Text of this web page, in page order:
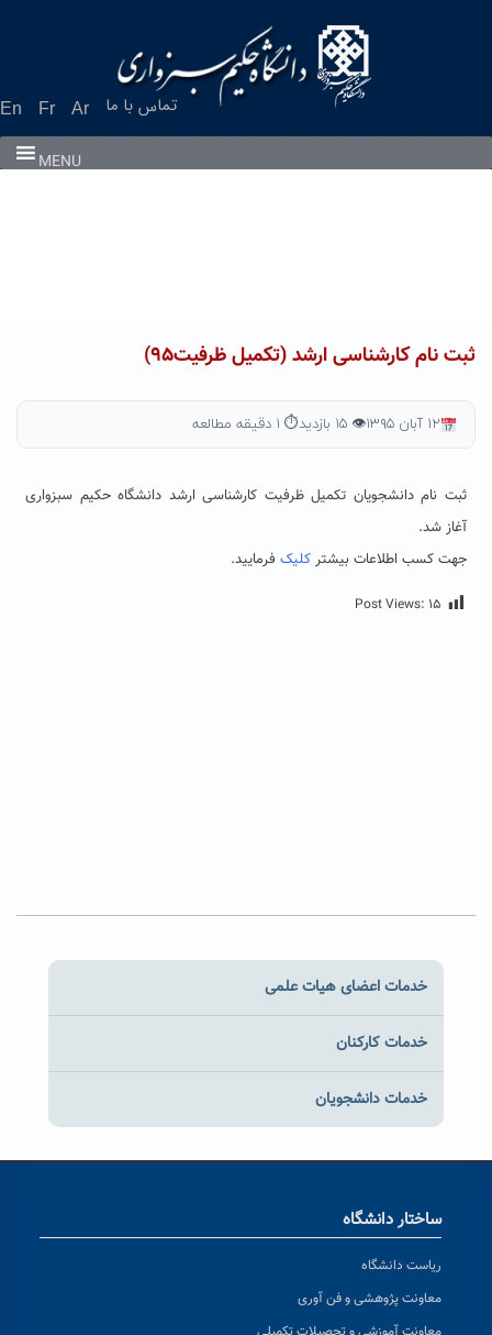
En Fr Ar تماس با ما
MENU
ثبت نام کارشناسی ارشد (تکمیل ظرفیت۹۵)
۱۲ آبان ۱۳۹۵ 👁 ۱۵ بازدید ⏱ ۱ دقیقه مطالعه
ثبت نام دانشجویان تکمیل ظرفیت کارشناسی ارشد دانشگاه حکیم سبزواری
آغاز شد.
جهت کسب اطلاعات بیشترکلیک فرمایید.
Post Views: ۱۵
خدمات اعضای هیات علمی
خدمات کارکنان
خدمات دانشجویان
ساختار دانشگاه
ریاست دانشگاه
معاونت پژوهشی و فن آوری